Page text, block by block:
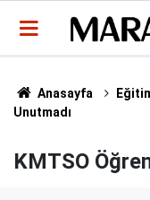
Anasayfa
Unutmadı
KMTSO